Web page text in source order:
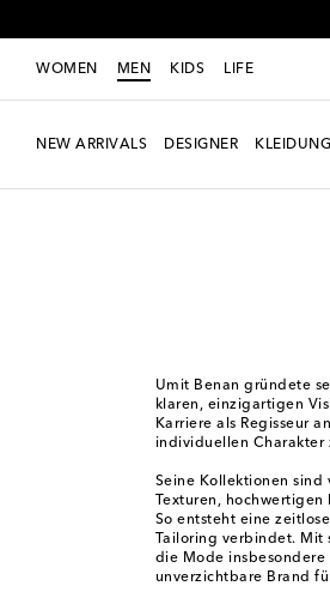
WOMEN MEN KIDS LIFE
NEW ARRIVALS DESIGNER KLEIDUNG
Umit Benan gründete
klaren, einzigartigen
Karriere als Regisseur
individuellen Charakter
Seine Kollektionen sind
Texturen,
So entsteht eine
Tailoring verbindet.
die Mode
unverzichtbare Brand